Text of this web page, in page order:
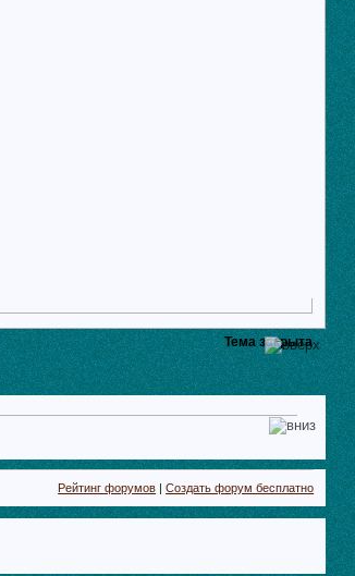
Тема закрыта
Рейтинг форумов |Создать форум бесплатно